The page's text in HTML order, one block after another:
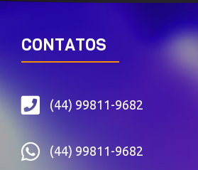
CONTATOS
(44) 99811-9682
(44) 99811-9682